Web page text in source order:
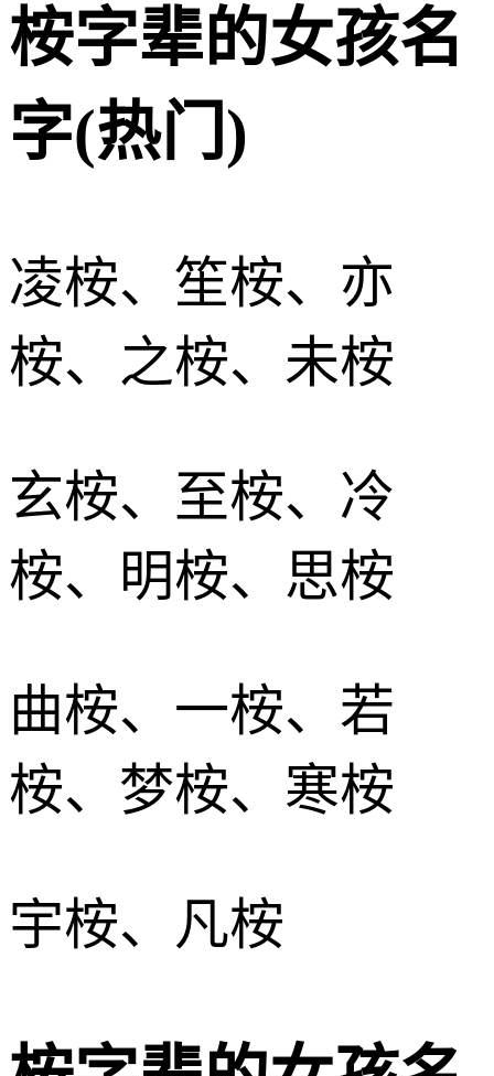
桉字辈的女孩名
字(热门)
凌桉、笙桉、亦
桉、之桉、未桉
玄桉、至桉、冷
桉、明桉、思桉
曲桉、一桉、若
桉、梦桉、寒桉
宇桉、凡桉